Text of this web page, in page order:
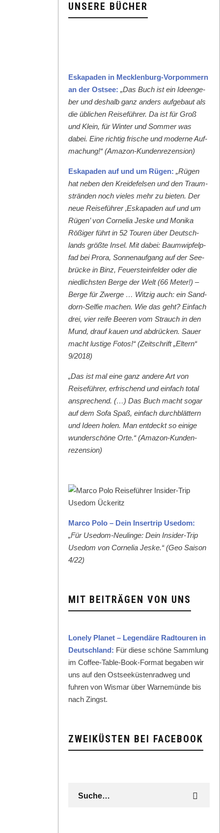
UNSERE BÜCHER
Eska­paden in Meck­len­burg-Vor­pom­mern
an der Ost­see: „Das Buch ist ein Ideenge­
ber und deshalb ganz anders aufge­baut als
die üblichen Reise­führer. Da ist für Groß
und Klein, für Win­ter und Som­mer was
dabei. Eine richtig frische und mod­erne Auf­
machung!“ (Ama­zon-Kun­den­rezen­sion)
Eska­paden auf und um Rügen: „Rügen
hat neben den Krei­de­felsen und den Traum­
strän­den noch vieles mehr zu bieten. Der
neue Reise­führer ‚Eska­paden auf und um
Rügen’ von Cor­nelia Jeske und Moni­ka
Rößiger führt in 52 Touren über Deutsch­
lands größte Insel. Mit dabei: Baumwipfelp­
fad bei Pro­ra, Son­nenauf­gang auf der See­
brücke in Binz, Feuer­ste­in­felder oder die
niedlich­sten Berge der Welt (66 Meter!) –
Berge für Zwerge … Witzig auch: ein Sand­
dorn-Self­ie machen. Wie das geht? Ein­fach
drei, vier reife Beeren vom Strauch in den
Mund, drauf kauen und abdrück­en. Sauer
macht lustige Fotos!“ (Zeitschrift „Eltern“
9/2018)
„Das ist mal eine ganz andere Art von
Reise­führer, erfrischend und ein­fach total
ansprechend. (…) Das Buch macht sog­ar
auf dem Sofa Spaß, ein­fach durch­blät­tern
und Ideen holen. Man ent­deckt so einige
wun­der­schöne Orte.“ (Ama­zon-Kun­den­
rezen­sion)
Mar­co Polo – Dein Inser­trip Use­dom:
„Für Use­dom-Neulinge: Dein Insid­er-Trip
Use­dom von Cor­nelia Jeske.“ (Geo Sai­son
4/22)
MIT BEITRÄGEN VON UNS
Lone­ly Plan­et – Leg­endäre Rad­touren in
Deutsch­land: Für diese schöne Samm­lung
im Cof­fee-Table-Book-For­mat begaben wir
uns auf den Ost­seeküsten­rad­weg und
fuhren von Wis­mar über Warnemünde bis
nach Zingst.
ZWEIKÜSTEN BEI FACEBOOK